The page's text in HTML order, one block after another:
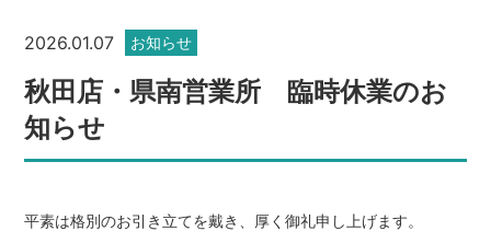
2026.01.07 お知らせ
秋田店・県南営業所 臨時休業のお
知らせ
平素は格別のお引き立てを戴き、厚く御礼申し上げます。